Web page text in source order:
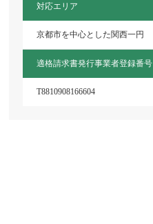
対応エリア
京都市を中心とした関西一円
適格請求書発行事業者登録番号
T8810908166604